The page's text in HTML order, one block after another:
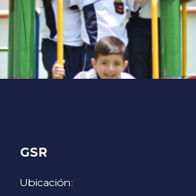
excitement.
GSR
Ubicación: